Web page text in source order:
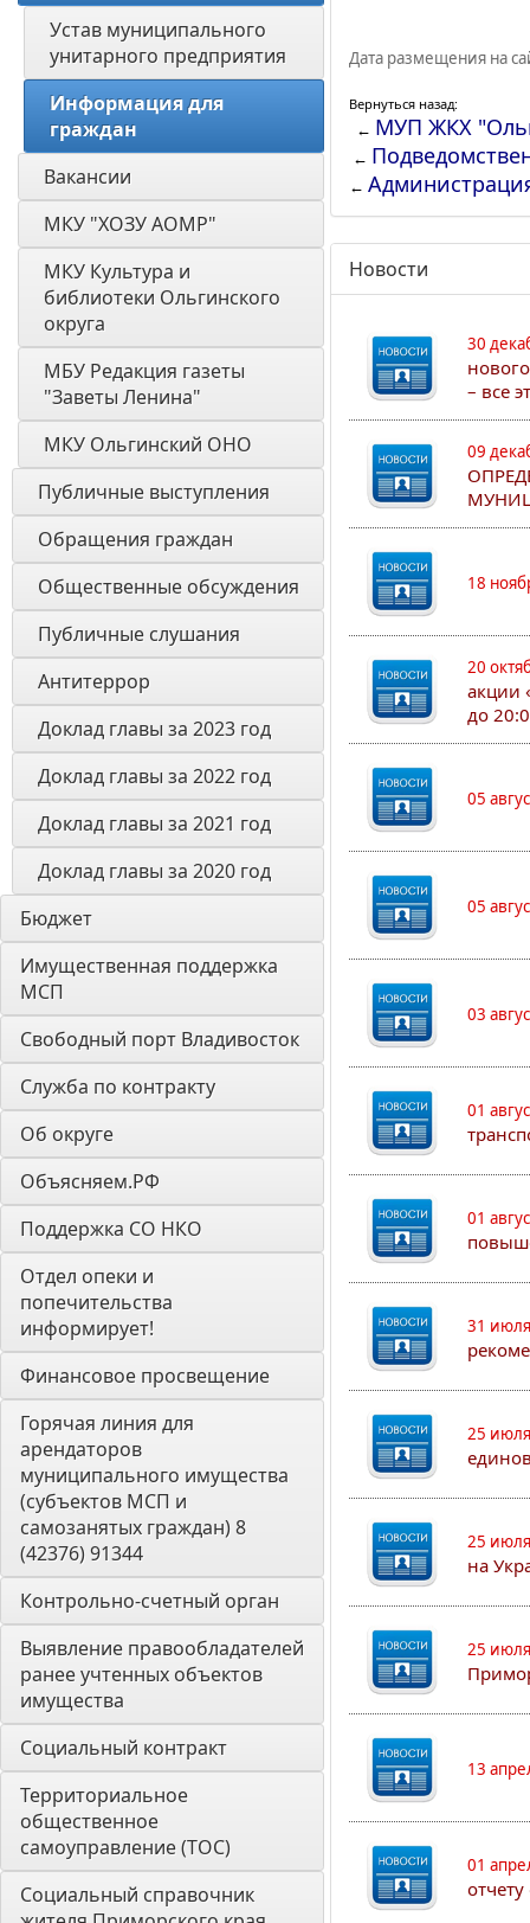
Устав муниципального
унитарного предприятия
Информация для
граждан
Вакансии
МКУ "ХОЗУ АОМР"
МКУ Культура и
библиотеки Ольгинского
округа
МБУ Редакция газеты
"Заветы Ленина"
МКУ Ольгинский ОНО
Публичные выступления
Обращения граждан
Общественные обсуждения
Публичные слушания
Антитеррор
Доклад главы за 2023 год
Доклад главы за 2022 год
Доклад главы за 2021 год
Доклад главы за 2020 год
Бюджет
Имущественная поддержка
МСП
Свободный порт Владивосток
Служба по контракту
Об округе
Объясняем.РФ
Поддержка СО НКО
Отдел опеки и
попечительства
информирует!
Финансовое просвещение
Горячая линия для
арендаторов
муниципального имущества
(субъектов МСП и
самозанятых граждан) 8
(42376) 91344
Контрольно-счетный орган
Выявление правообладателей
ранее учтенных объектов
имущества
Социальный контракт
Территориальное
общественное
самоуправление (ТОС)
Социальный справочник
Дата размещения на
Вернуться назад:
← МУП ЖКХ
←
←
Новости
30
– все
09
18
20
акции
до
05
05
03
01
01
31
25
25
на
25
13
01